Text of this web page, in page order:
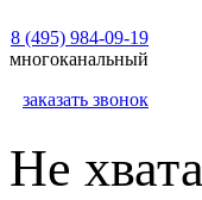
8 (495) 984-09-19
многоканальный
заказать звонок
Не